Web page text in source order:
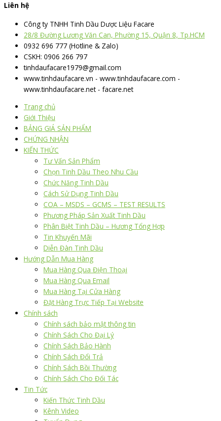
Liên hệ
Công ty TNHH Tinh Dầu Dược Liệu Facare
28/8 Đường Lương Văn Can, Phường 15, Quận 8, Tp.HCM
0932 696 777 (Hotline & Zalo)
CSKH: 0906 266 797
tinhdaufacare1979@gmail.com
www.tinhdaufacare.vn - www.tinhdaufacare.com -
www.tinhdaufacare.net - facare.net
Trang chủ
Giới Thiệu
BẢNG GIÁ SẢN PHẨM
CHỨNG NHẬN
KIẾN THỨC
Tư Vấn Sản Phẩm
Chọn Tinh Dầu Theo Nhu Cầu
Chức Năng Tinh Dầu
Cách Sử Dụng Tinh Dầu
COA – MSDS – GCMS – TEST RESULTS
Phương Pháp Sản Xuất Tinh Dầu
Phân Biệt Tinh Dầu – Hương Tổng Hợp
Tin Khuyến Mãi
Diễn Đàn Tinh Dầu
Hướng Dẫn Mua Hàng
Mua Hàng Qua Điện Thoại
Mua Hàng Qua Email
Mua Hàng Tại Cửa Hàng
Đặt Hàng Trực Tiếp Tại Website
Chính sách
Chính sách bảo mật thông tin
Chính Sách Cho Đại Lý
Chính Sách Bảo Hành
Chính Sách Đổi Trả
Chính Sách Bồi Thường
Chính Sách Cho Đối Tác
Tin Tức
Kiến Thức Tinh Dầu
Kênh Video